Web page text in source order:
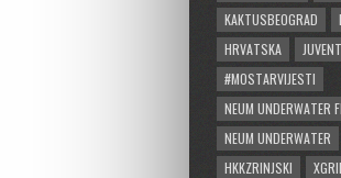
KAKTUSBEOGRAD
HRVATSKA
#MOSTARVIJESTI
NEUM UNDERWATER
NEUM UNDERWATER
HKKZRINJSKI